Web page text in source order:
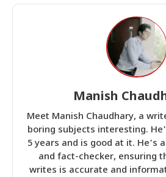
Manish
Meet Manish Chaudhary, a
boring subjects interesting.
5 years and is good at it. He's
and fact-checker, ensuring
writes is accurate and